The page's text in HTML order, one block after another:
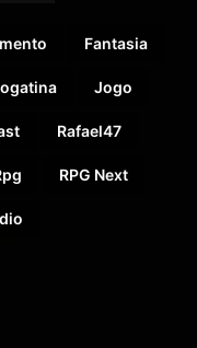
Fantasia
Jogo
Rafael47
RPG Next